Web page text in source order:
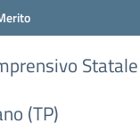
Statale
(TP)